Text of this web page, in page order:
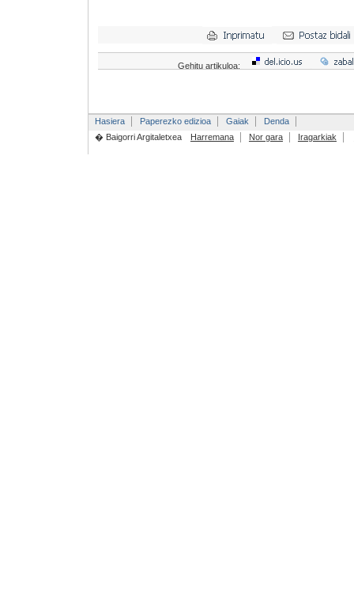
Gehitu artikuloa:
Hasiera Paperezko edizioa Gaiak
Denda
� Baigorri Argitaletxea
Harremana Nor gara Iragarkiak